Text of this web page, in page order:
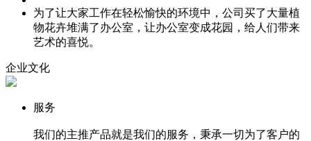
为了让大家工作在轻松愉快的环境中，公司买了大量植
物花卉堆满了办公室，让办公室变成花园，给人们带来
艺术的喜悦。
企业文化
服务
我们的主推产品就是我们的服务，秉承一切为了客户的